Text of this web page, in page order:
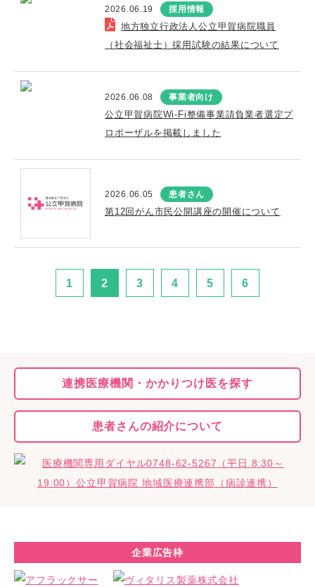
2026.06.19 採用情報
地方独立行政法人公立甲賀病院職員
（社会福祉士）採用試験の結果について
2026.06.08 事業者向け
公立甲賀病院Wi-Fi整備事業請負業者選定プ
ロポーザルを掲載しました
2026.06.05 患者さん
第12回がん市民公開講座の開催について
1 2 3 4 5 6
連携医療機関・かかりつけ医を探す
患者さんの紹介について
企業広告枠